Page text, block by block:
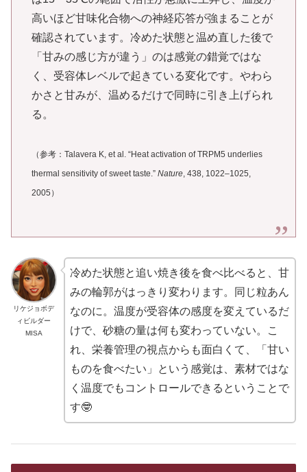
高いほど甘味化合物への神経応答が強まることが
確認されています。冷めた状態と温め直した後で
「甘みの感じ方が違う」のは感覚の錯覚ではな
く、受容体レベルで起きている変化です。やわら
かさと甘みが、温めるだけで同時に引き上げられ
る。
（参考：Talavera K, et al. “Heat activation of TRPM5 underlies
thermal sensitivity of sweet taste.” Nature, 438, 1022–1025,
2005）
リケジョボデ
ィビルダー
MISA
冷めた状態と追い焼き後を食べ比べると、甘
みの輪郭がはっきり変わります。同じ粒あん
なのに。温度が受容体の感度を変えているだ
けで、砂糖の量は何も変わっていない。こ
れ、栄養管理の視点からも面白くて、「甘い
ものを食べたい」という感覚は、素材ではな
く温度でもコントロールできるということで
す🤓